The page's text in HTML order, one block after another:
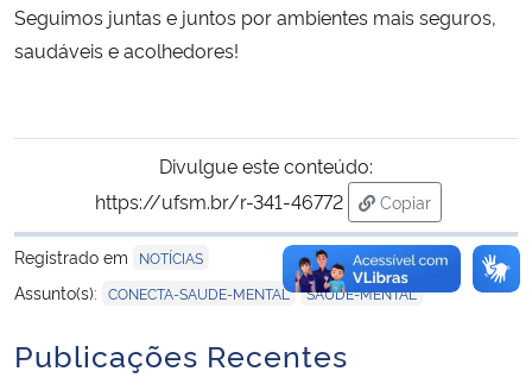
Banco Central do Brasil
Seguimos juntas e juntos por ambientes mais seguros,
saudáveis e acolhedores!
Divulgue este conteúdo:
https://ufsm.br/r-341-46772
Copiar
para área de
Registrado em
NOTÍCIAS
Assunto(s): CONECTA-SAUDE-MENTAL , SAUDE-MENTAL
Publicações Recentes